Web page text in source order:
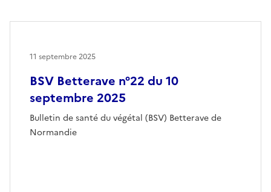
BSV Betterave n°22 du 10
septembre 2025
Bulletin de santé du végétal (BSV) Betterave de
Normandie
11 septembre 2025